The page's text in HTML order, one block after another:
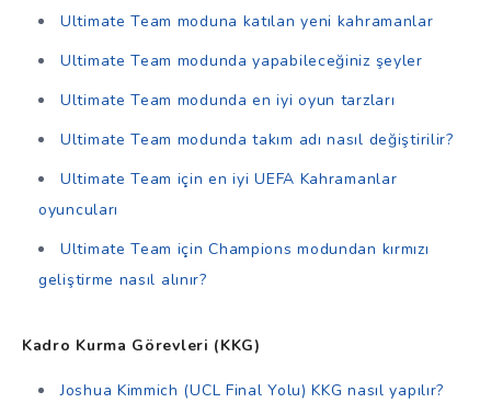
Ultimate Team moduna katılan yeni kahramanlar
Ultimate Team modunda yapabileceğiniz şeyler
Ultimate Team modunda en iyi oyun tarzları
Ultimate Team modunda takım adı nasıl değiştirilir?
Ultimate Team için en iyi UEFA Kahramanlar
oyuncuları
Ultimate Team için Champions modundan kırmızı
geliştirme nasıl alınır?
Kadro Kurma Görevleri (KKG)
Joshua Kimmich (UCL Final Yolu) KKG nasıl yapılır?